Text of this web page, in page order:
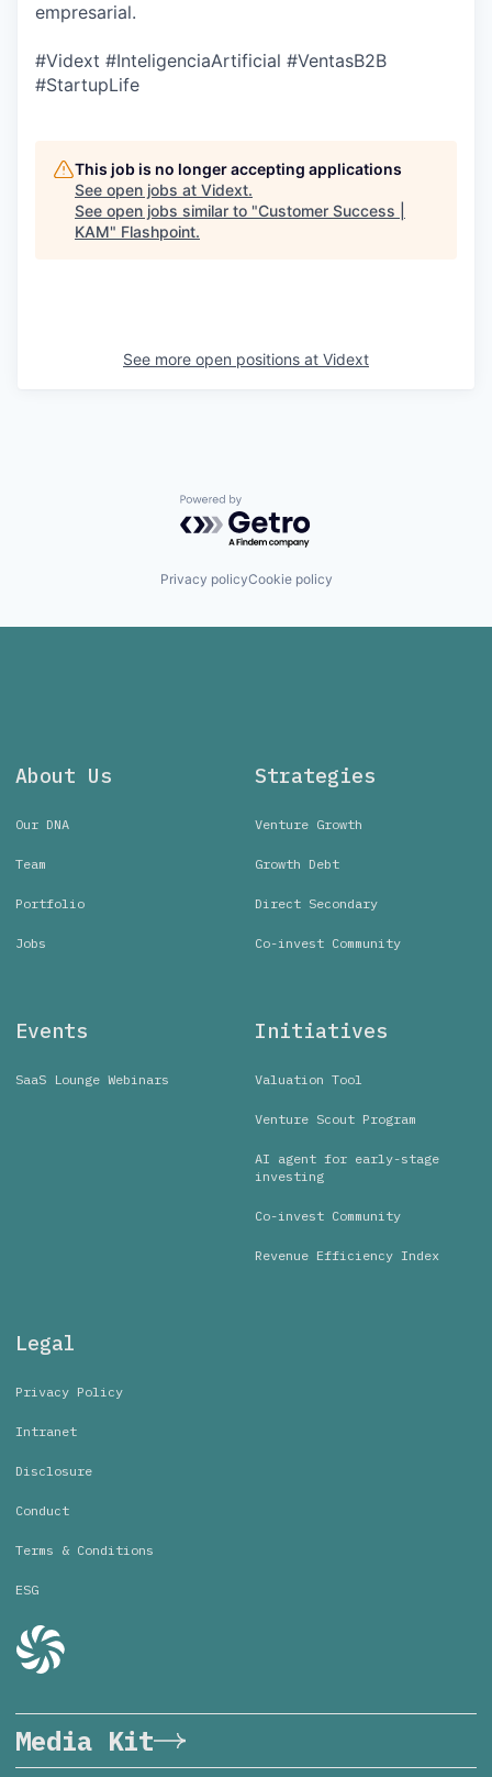
empresarial.
#Vidext #InteligenciaArtificial #VentasB2B
#StartupLife
This job is no longer accepting applications
See open jobs at Vidext.
See open jobs similar to "Customer Success |
KAM" Flashpoint.
See more open positions at Vidext
Powered by Getro.com
Privacy policyCookie policy
About Us
Our DNA
Team
Portfolio
Jobs
Strategies
Venture Growth
Growth Debt
Direct Secondary
Co-invest Community
Events
SaaS Lounge Webinars
Initiatives
Valuation Tool
Venture Scout Program
AI agent for early-stage
investing
Co-invest Community
Revenue Efficiency Index
Legal
Privacy Policy
Intranet
Disclosure
Conduct
Terms & Conditions
ESG
Media Kit